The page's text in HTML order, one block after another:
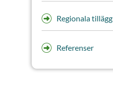
Regionala tillägg
Referenser